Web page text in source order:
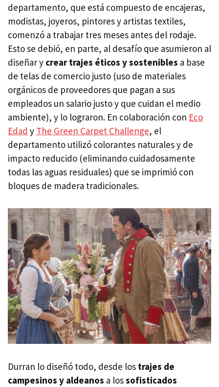
departamento, que está compuesto de encajeras,
modistas, joyeros, pintores y artistas textiles,
comenzó a trabajar tres meses antes del rodaje.
Esto se debió, en parte, al desafío que asumieron al
diseñar y crear trajes éticos y sostenibles a base
de telas de comercio justo (uso de materiales
orgánicos de proveedores que pagan a sus
empleados un salario justo y que cuidan el medio
ambiente), y lo lograron. En colaboración con Eco
Edad y The Green Carpet Challenge, el
departamento utilizó colorantes naturales y de
impacto reducido (eliminando cuidadosamente
todas las aguas residuales) que se imprimió con
bloques de madera tradicionales.
Durran lo diseñó todo, desde los trajes de
campesinos y aldeanos a lossofisticados